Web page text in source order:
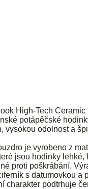
High-Tech Ceramic
potápěčské
vysokou odolnost a
je vyrobeno z
jsou hodinky lehké,
proti poškrábání.
s datumovkou a
charakter podtrhuje